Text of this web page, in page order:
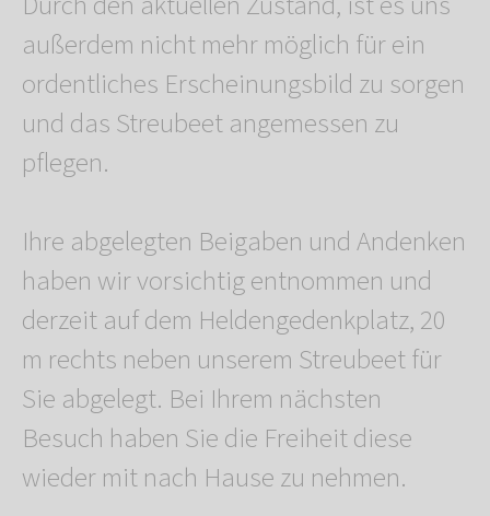
außerdem nicht mehr möglich für ein
ordentliches Erscheinungsbild zu sorgen
und das Streubeet angemessen zu
pflegen.
Ihre abgelegten Beigaben und Andenken
haben wir vorsichtig entnommen und
derzeit auf dem Heldengedenkplatz, 20
m rechts neben unserem Streubeet für
Sie abgelegt. Bei Ihrem nächsten
Besuch haben Sie die Freiheit diese
wieder mit nach Hause zu nehmen.